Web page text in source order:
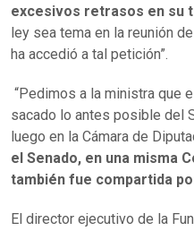
excesivos retrasos en su
ley sea tema en la reunión
ha accedió a tal petición”.
“Pedimos a la ministra que
sacado lo antes posible del
luego en la Cámara de
el Senado, en una misma
también fue compartida
El director ejecutivo de la